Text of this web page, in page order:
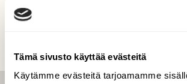
Tämä sivusto käyttää evästeitä
Käytämme evästeitä tarjoamamme